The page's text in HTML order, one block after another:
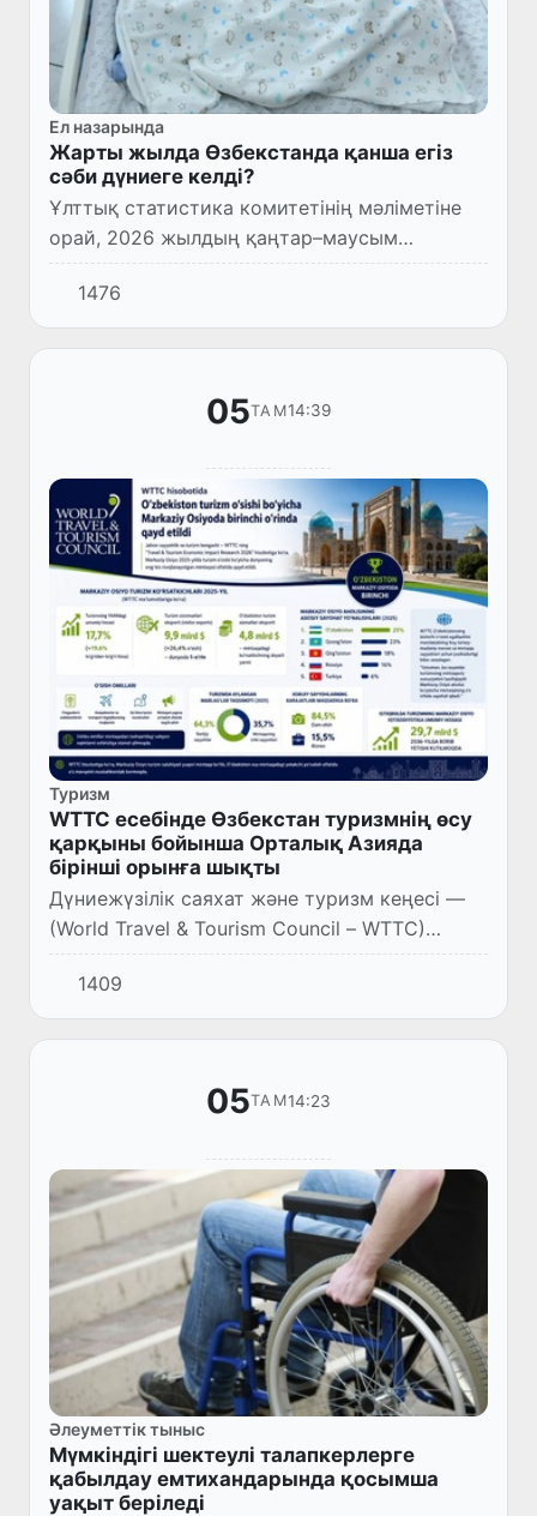
Ел назарында
Жарты жылда Өзбекстанда қанша егіз
сәби дүниеге келді?
Ұлттық статистика комитетінің мәліметіне
орай, 2026 жылдың қаңтар–маусым
айларында Өзбекстанда 373 389 тірі туу
жағдайы тіркелген. Соның ішінде:
1476
05ТАМ14:39
Туризм
WTTC есебінде Өзбекстан туризмнің өсу
қарқыны бойынша Орталық Азияда
бірінші орынға шықты
Дүниежүзілік саяхат және туризм кеңесі —
(World Travel & Tourism Council – WTTC)
«Travel & Tourism Economic Impact Research
2026» есебіне орай, Орталық Азия туризмнің
өсу қарқыны б...
1409
05ТАМ14:23
Әлеуметтік тыныс
Мүмкіндігі шектеулі талапкерлерге
қабылдау емтихандарында қосымша
уақыт беріледі